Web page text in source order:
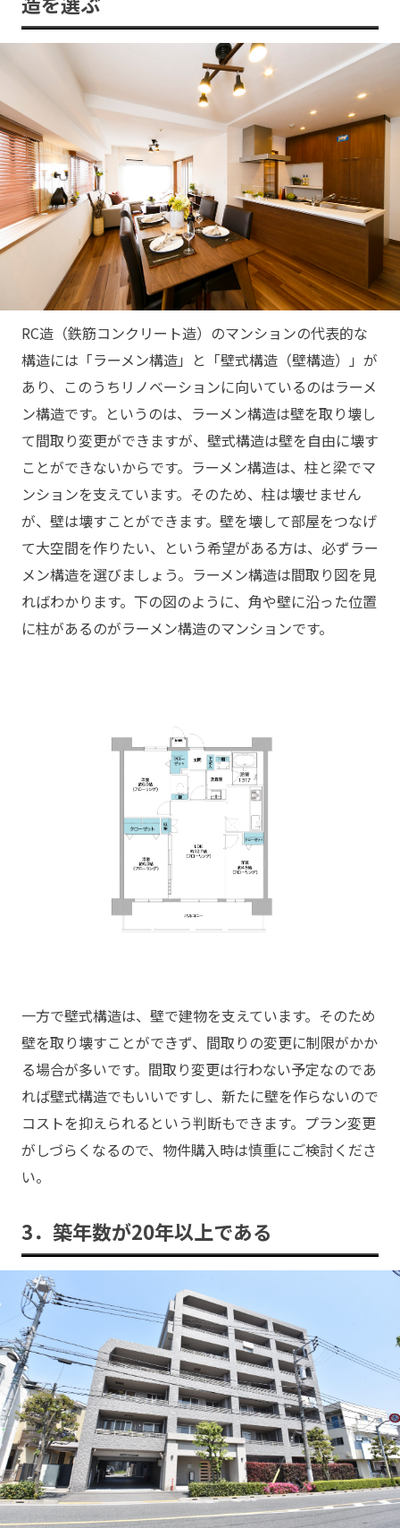
RC造（鉄筋コンクリート造）のマンションの代表的な
構造には「ラーメン構造」と「壁式構造（壁構造）」が
あり、このうちリノベーションに向いているのはラーメ
ン構造です。というのは、ラーメン構造は壁を取り壊し
て間取り変更ができますが、壁式構造は壁を自由に壊す
ことができないからです。ラーメン構造は、柱と梁でマ
ンションを支えています。そのため、柱は壊せません
が、壁は壊すことができます。壁を壊して部屋をつなげ
て大空間を作りたい、という希望がある方は、必ずラー
メン構造を選びましょう。ラーメン構造は間取り図を見
ればわかります。下の図のように、角や壁に沿った位置
に柱があるのがラーメン構造のマンションです。
一方で壁式構造は、壁で建物を支えています。そのため
壁を取り壊すことができず、間取りの変更に制限がかか
る場合が多いです。間取り変更は行わない予定なのであ
れば壁式構造でもいいですし、新たに壁を作らないので
コストを抑えられるという判断もできます。プラン変更
がしづらくなるので、物件購入時は慎重にご検討くださ
い。
3．築年数が20年以上である